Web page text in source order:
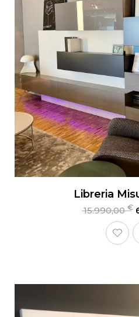
Libreria
15.990,00€